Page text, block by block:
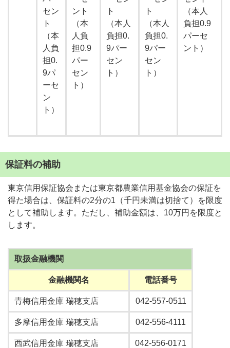
セン
ト
（本
人負
担0.
9パ
ーセ
ン
ト）
ント
（本
人負
担0.9
パー
セン
ト）
ト
（本人
負担0.
9パー
セン
ト）
ト
（本人
負担0.
9パー
セン
ト）
（本人
負担0.9
パーセ
ント）
保証料の補助
東京信用保証協会または東京都農業信用基金協会の保証を
得た場合は、保証料の2分の1（千円未満は切捨て）を限度
として補助します。ただし、補助金額は、10万円を限度と
します。
取扱金融機関
金融機関名 電話番号
青梅信用金庫 瑞穂支店 042-557-0511
多摩信用金庫 瑞穂支店 042-556-4111
西武信用金庫 瑞穂支店 042-556-0171